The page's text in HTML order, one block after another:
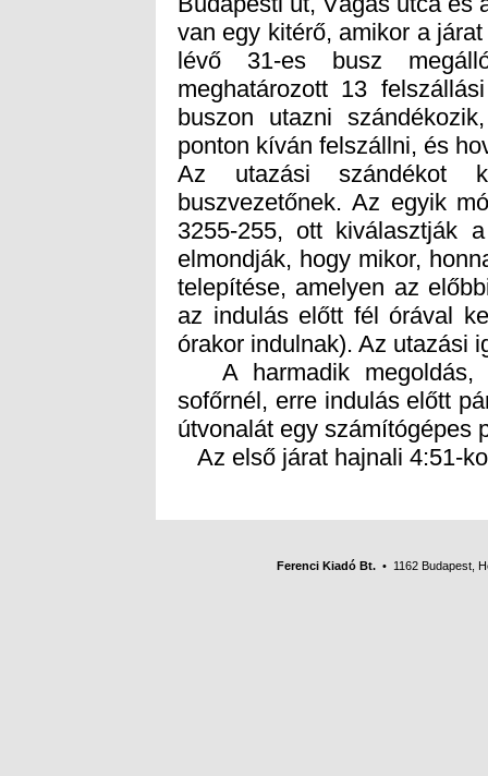
ponton kíván felszállni, és
Az utazási szándékot
buszvezetőnek. Az egyik
3255-255, ott kiválasztják
elmondják, hogy mikor,
telepítése, amelyen az
az indulás előtt fél órával
órakor indulnak). Az utazási
A harmadik megoldás,
sofőrnél, erre indulás előtt
útvonalát egy számítógépes
Az első járat hajnali 4:51-
Ferenci Kiadó Bt. • 1162 Budapest,